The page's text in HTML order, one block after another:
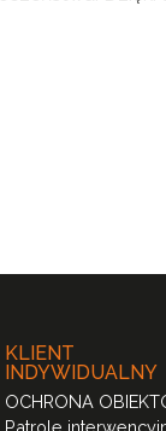
KLIENT
INDYWIDUALNY
OCHRONA
Patrole